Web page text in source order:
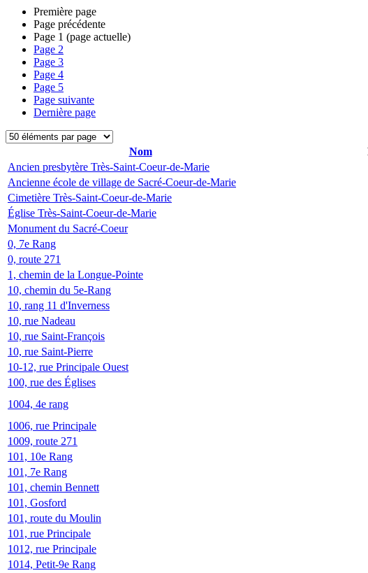
Première page
Page précédente
Page 1 (page actuelle)
Page 2
Page 3
Page 4
Page 5
Page suivante
Dernière page
Nom
Ancien presbytère Très-Saint-Coeur-de-Marie
Ancienne école de village de Sacré-Coeur-de-Marie
Cimetière Très-Saint-Coeur-de-Marie
Église Très-Saint-Coeur-de-Marie
Monument du Sacré-Coeur
0, 7e Rang
0, route 271
1, chemin de la Longue-Pointe
10, chemin du 5e-Rang
10, rang 11 d'Inverness
10, rue Nadeau
10, rue Saint-François
10, rue Saint-Pierre
10-12, rue Principale Ouest
100, rue des Églises
1004, 4e rang
1006, rue Principale
1009, route 271
101, 10e Rang
101, 7e Rang
101, chemin Bennett
101, Gosford
101, route du Moulin
101, rue Principale
1012, rue Principale
1014, Petit-9e Rang